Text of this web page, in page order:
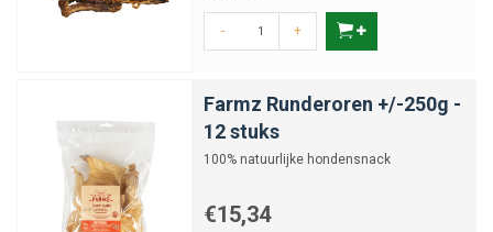
- +
Farmz Runderoren +/-250g -
12 stuks
100% natuurlijke hondensnack
€15,34